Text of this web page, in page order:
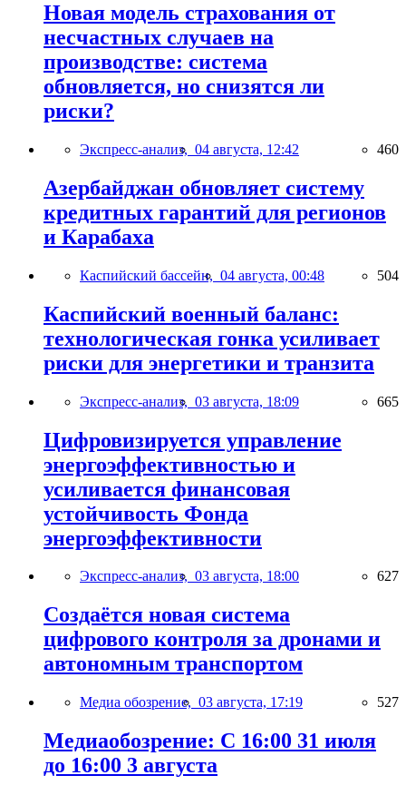
Новая модель страхования от
несчастных случаев на
производстве: система
обновляется, но снизятся ли
риски?
Экспресс-анализ, 04 августа, 12:42 460
Азербайджан обновляет систему
кредитных гарантий для регионов
и Карабаха
Каспийский бассейн, 04 августа, 00:48 504
Каспийский военный баланс:
технологическая гонка усиливает
риски для энергетики и транзита
Экспресс-анализ, 03 августа, 18:09 665
Цифровизируется управление
энергоэффективностью и
усиливается финансовая
устойчивость Фонда
энергоэффективности
Экспресс-анализ, 03 августа, 18:00 627
Создаётся новая система
цифрового контроля за дронами и
автономным транспортом
Медиа обозрение, 03 августа, 17:19 527
Медиаобозрение: С 16:00 31 июля
до 16:00 3 августа